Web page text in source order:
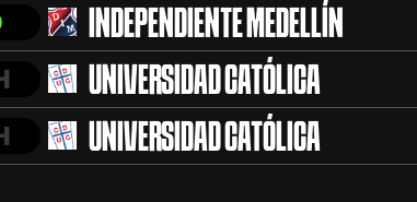
INDEPENDIENTE MEDELLÍN
UNIVERSIDAD CATÓLICA
UNIVERSIDAD CATÓLICA